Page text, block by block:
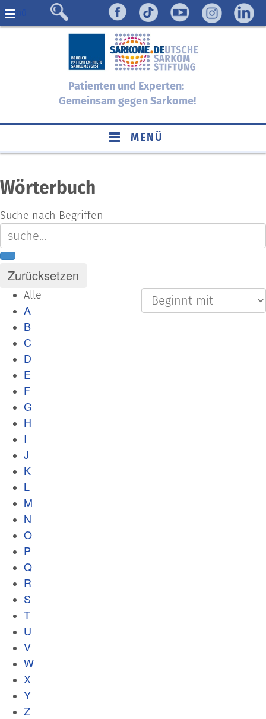
Menü
Patienten und Experten:
Gemeinsam gegen Sarkome!
MENÜ
Wörterbuch
Suche nach Begriffen
Alle
A
B
C
D
E
F
G
H
I
J
K
L
M
N
O
P
Q
R
S
T
U
V
W
X
Y
Z